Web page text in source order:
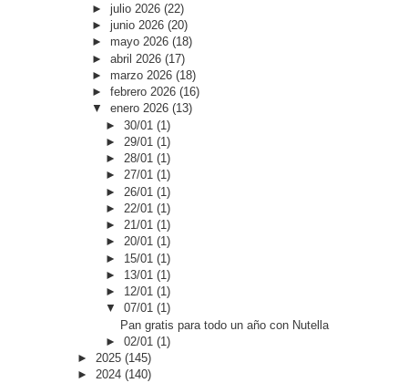
► julio 2026 (22)
► junio 2026 (20)
► mayo 2026 (18)
► abril 2026 (17)
► marzo 2026 (18)
► febrero 2026 (16)
▼ enero 2026 (13)
►30/01(1)
► 29/01(1)
►28/01(1)
►27/01(1)
► 26/01(1)
► 22/01(1)
►21/01(1)
►20/01(1)
► 15/01(1)
► 13/01(1)
► 12/01(1)
▼07/01(1)
Pan gratis para todo un año con Nutella
►02/01(1)
► 2025 (145)
► 2024 (140)